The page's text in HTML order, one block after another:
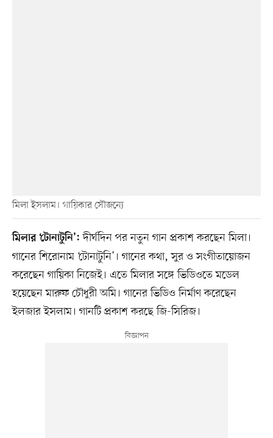
মিলা ইসলাম। গায়িকার সৌজন্যে
মিলার ‘টোনাটুনি’: দীর্ঘদিন পর নতুন গান প্রকাশ করছেন মিলা।
গানের শিরোনাম ‘টোনাটুনি’। গানের কথা, সুর ও সংগীতায়োজন
করেছেন গায়িকা নিজেই। এতে মিলার সঙ্গে ভিডিওতে মডেল
হয়েছেন মারুফ চৌধুরী অমি। গানের ভিডিও নির্মাণ করেছেন
ইলজার ইসলাম। গানটি প্রকাশ করছে জি-সিরিজ।